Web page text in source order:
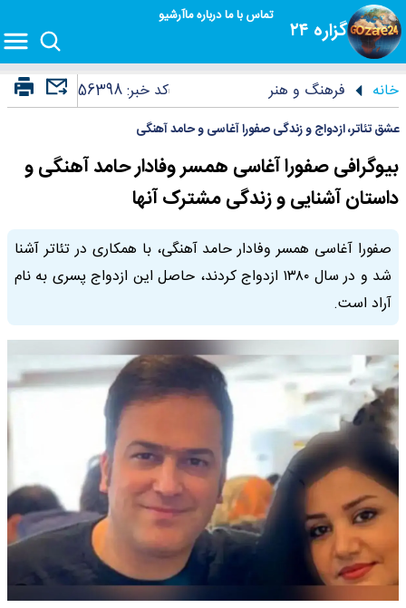
گزاره ۲۴
تماس با مادرباره ماآرشیو
خانه فرهنگ و هنر کد خبر:56398
عشق تئاتر، ازدواج و زندگی صفورا آغاسی و حامد آهنگی
بیوگرافی صفورا آغاسی همسر وفادار حامد آهنگی و
داستان آشنایی و زندگی مشترک آنها
صفورا آغاسی همسر وفادار حامد آهنگی، با همکاری در تئاتر آشنا
شد و در سال ۱۳۸۰ ازدواج کردند، حاصل این ازدواج پسری به نام
آراد است.